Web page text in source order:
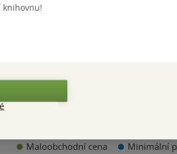
Maloobchodní cena Minimální
knihovnu!